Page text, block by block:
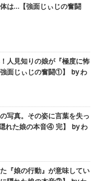
は…【強面じぃじの奮闘
人見知りの娘が『極度に怖
面じぃじの奮闘①】 by わ
写真。その姿に言葉を失っ
れた娘の本音④ 完】 by わ
『娘の行動』が意味してい